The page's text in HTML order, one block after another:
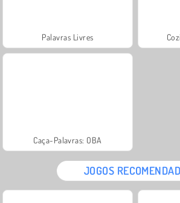
Palavras Livres
Caça-Palavras: OBA
JOGOS